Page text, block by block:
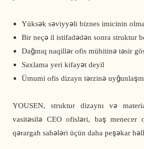
Yüksək səviyyəli biznes imicinin
Bir neçə il istifadədən sonra struktur
Dağınıq naqillər ofis mühitinə təsir
Saxlama yeri kifayət deyil
Ümumi ofis dizayn tərzinə
YOUSEN, struktur dizaynı və
vasitəsilə CEO ofisləri, baş menecer
qərargah sahələri üçün daha peşəkar